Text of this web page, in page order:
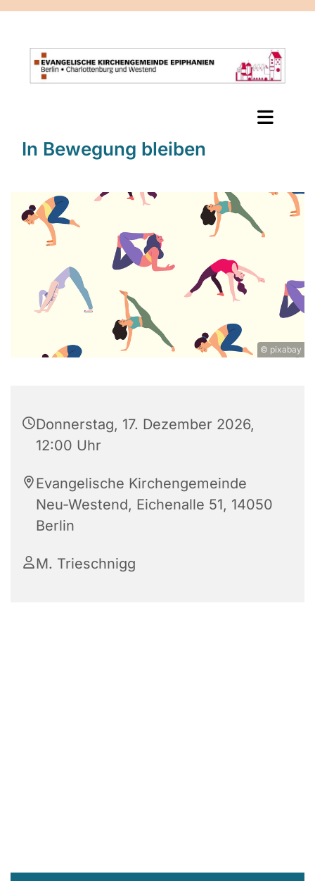
In Bewegung bleiben
© pixabay
Donnerstag, 17. Dezember 2026,
12:00 Uhr
Evangelische Kirchengemeinde
Neu-Westend, Eichenalle 51, 14050
Berlin
M. Trieschnigg